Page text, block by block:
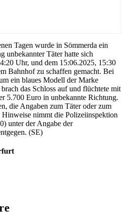
Tagen wurde in Sömmerda ein
unbekannter Täter hatte sich
Uhr, und dem 15:06.2025, 15:30
Bahnhof zu schaffen gemacht. Bei
ein blaues Modell der Marke
das Schloss auf und flüchtete mit
5.700 Euro in unbekannte Richtung.
die Angaben zum Täter oder zum
Hinweise nimmt die Polizeiinspektion
unter der Angabe der
(SE)